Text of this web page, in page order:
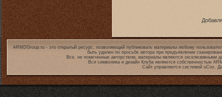
ARMDGroup.ru - это открытый ресурс, позволяющий публиковать материалы любому
быть удален по просьбе автора при предъявлении
Все, не помеченные авторством, материалы являются эксклюзивными
Вся символика и дизайн Клуба являются собственностью
Сайт управляется системой uCoz.